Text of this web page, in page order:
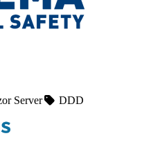
Server DDD